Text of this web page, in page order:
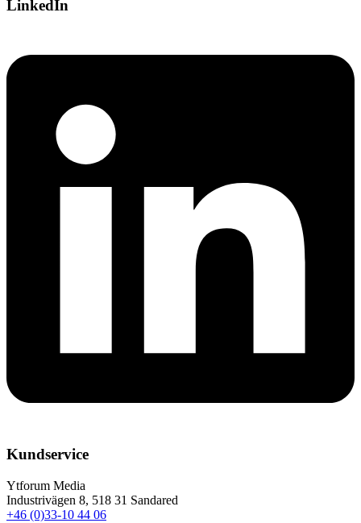
LinkedIn
Kundservice
Ytforum Media
Industrivägen 8, 518 31 Sandared
+46 (0)33-10 44 06